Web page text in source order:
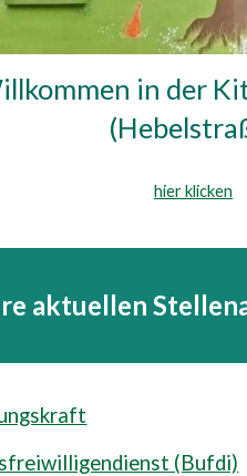
in der
hier klicken
aktuellen
(Bufdi)